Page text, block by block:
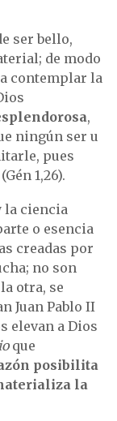
ser bello,
de modo
contemplar la
,
ningún ser u
pues
1,26).
la ciencia
o esencia
creadas por
no son
otra, se
Juan Pablo II
elevan a Dios
que
posibilita
la